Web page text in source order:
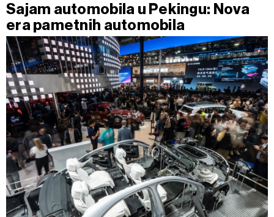
Sajam automobila u Pekingu: Nova
era pametnih automobila